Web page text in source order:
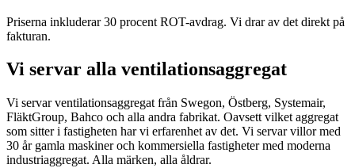
Priserna inkluderar 30 procent ROT-avdrag. Vi drar av det direkt på
fakturan.
Vi servar alla ventilationsaggregat
Vi servar ventilationsaggregat från Swegon, Östberg, Systemair,
FläktGroup, Bahco och alla andra fabrikat. Oavsett vilket aggregat
som sitter i fastigheten har vi erfarenhet av det. Vi servar villor med
30 år gamla maskiner och kommersiella fastigheter med moderna
industriaggregat. Alla märken, alla åldrar.